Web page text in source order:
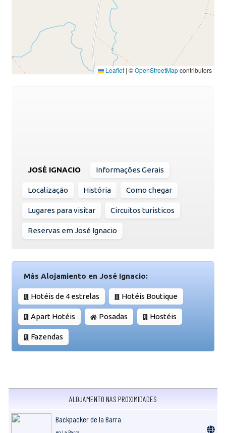
Leaflet | ©OpenStreetMapcontributors
JOSÉ IGNACIO Informações Gerais
Localização História Como chegar
Lugares para visitar Circuitos turisticos
Reservas em José Ignacio
Más Alojamiento en José Ignacio:
Hotéis de 4 estrelas Hotéis Boutique
Apart Hotéis Posadas Hostéis
Fazendas
ALOJAMENTO NAS PROXIMIDADES
Backpacker de la Barra